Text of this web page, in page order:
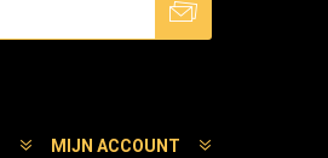
MIJN ACCOUNT